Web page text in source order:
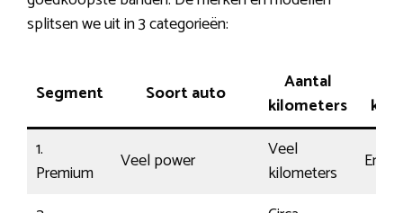
splitsen we uit in 3 categorieën:
Segment Soort auto
Aantal
kilometers
1.
Premium
Veel power
Veel
kilometers